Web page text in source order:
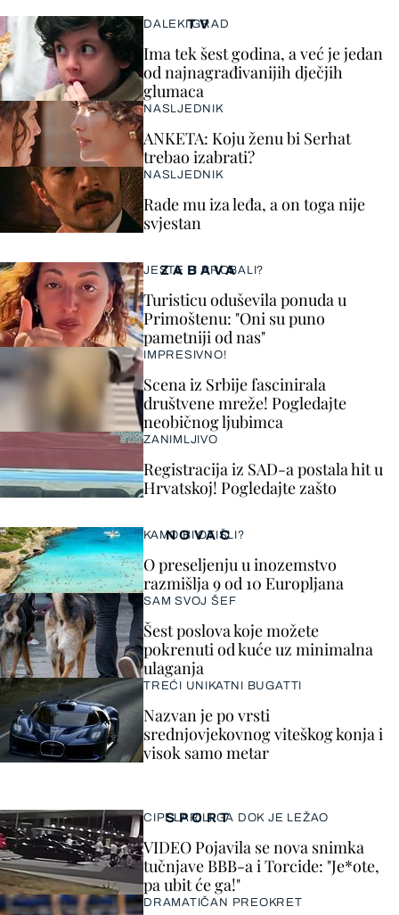
ZABAVA
JESTE LI PROBALI?
Turisticu oduševila ponuda u
Primoštenu: "Oni su puno
pametniji od nas"
IMPRESIVNO!
Scena iz Srbije fascinirala
društvene mreže! Pogledajte
neobičnog ljubimca
ZANIMLJIVO
Registracija iz SAD-a postala hit u
Hrvatskoj! Pogledajte zašto
SPORT
CIPELARILI GA DOK JE LEŽAO
VIDEO Pojavila se nova snimka
tučnjave BBB-a i Torcide: "Je*ote,
pa ubit će ga!"
DRAMATIČAN PREOKRET
TV
DALEKI GRAD
Ima tek šest godina, a već je jedan
od najnagrađivanijih dječjih
glumaca
NASLJEDNIK
ANKETA: Koju ženu bi Serhat
trebao izabrati?
NASLJEDNIK
Rade mu iza leđa, a on toga nije
svjestan
NOVAC
KAMO BI OTIŠLI?
O preseljenju u inozemstvo
razmišlja 9 od 10 Europljana
SAM SVOJ ŠEF
Šest poslova koje možete
pokrenuti od kuće uz minimalna
ulaganja
TREĆI UNIKATNI BUGATTI
Nazvan je po vrsti
srednjovjekovnog viteškog konja i
visok samo metar